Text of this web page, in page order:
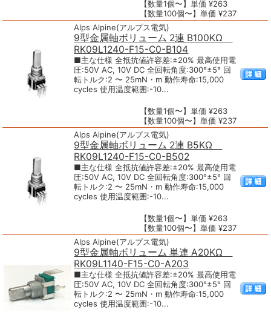
【数量1個〜】単価 ¥263
【数量100個〜】単価 ¥237
Alps Alpine(アルプス電気)
9型金属軸ボリューム 2連 B100KΩ
RK09L1240-F15-C0-B104
■主な仕様 全抵抗値許容差:±20% 最高使用電
圧:50V AC, 10V DC 全回転角度:300°±5° 回
転トルク:2 〜 25mN・m 動作寿命:15,000
cycles 使用温度範囲:-10...
【数量1個〜】単価 ¥263
【数量100個〜】単価 ¥237
Alps Alpine(アルプス電気)
9型金属軸ボリューム 2連 B5KΩ
RK09L1240-F15-C0-B502
■主な仕様 全抵抗値許容差:±20% 最高使用電
圧:50V AC, 10V DC 全回転角度:300°±5° 回
転トルク:2 〜 25mN・m 動作寿命:15,000
cycles 使用温度範囲:-10...
【数量1個〜】単価 ¥263
【数量100個〜】単価 ¥237
Alps Alpine(アルプス電気)
9型金属軸ボリューム 単連 A20KΩ
RK09L1140-F15-C0-A203
■主な仕様 全抵抗値許容差:±20% 最高使用電
圧:50V AC, 10V DC 全回転角度:300°±5° 回
転トルク:2 〜 25mN・m 動作寿命:15,000
cycles 使用温度範囲:-10...